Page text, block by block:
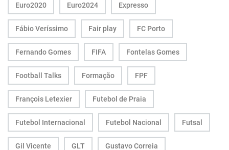
Euro2020 Euro2024 Expresso
Fábio Veríssimo Fair play FC Porto
Fernando Gomes FIFA Fontelas Gomes
Football Talks Formação FPF
François Letexier Futebol de Praia
Futebol Internacional Futebol Nacional Futsal
Gil Vicente GLT Gustavo Correia